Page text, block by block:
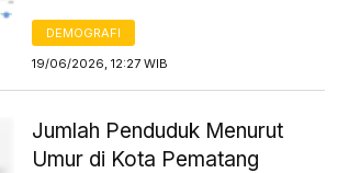
DEMOGRAFI
19/06/2026, 12:27 WIB
Jumlah Penduduk Menurut
Umur di Kota Pematang